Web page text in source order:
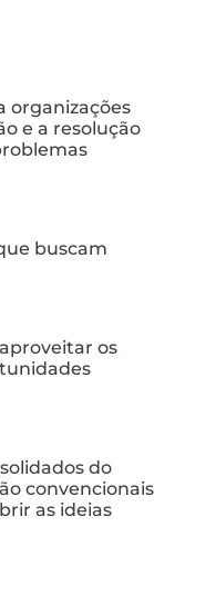
organizações
e a resolução
buscam
os
do
convencionais
as ideias